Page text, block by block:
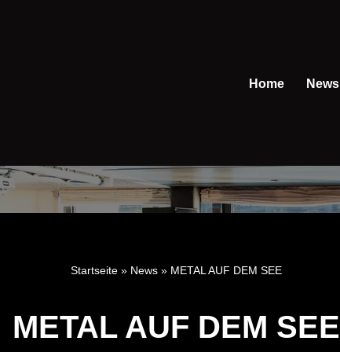
Home News
Startseite» News» METAL AUF DEM SEE
METAL AUF DEM SEE